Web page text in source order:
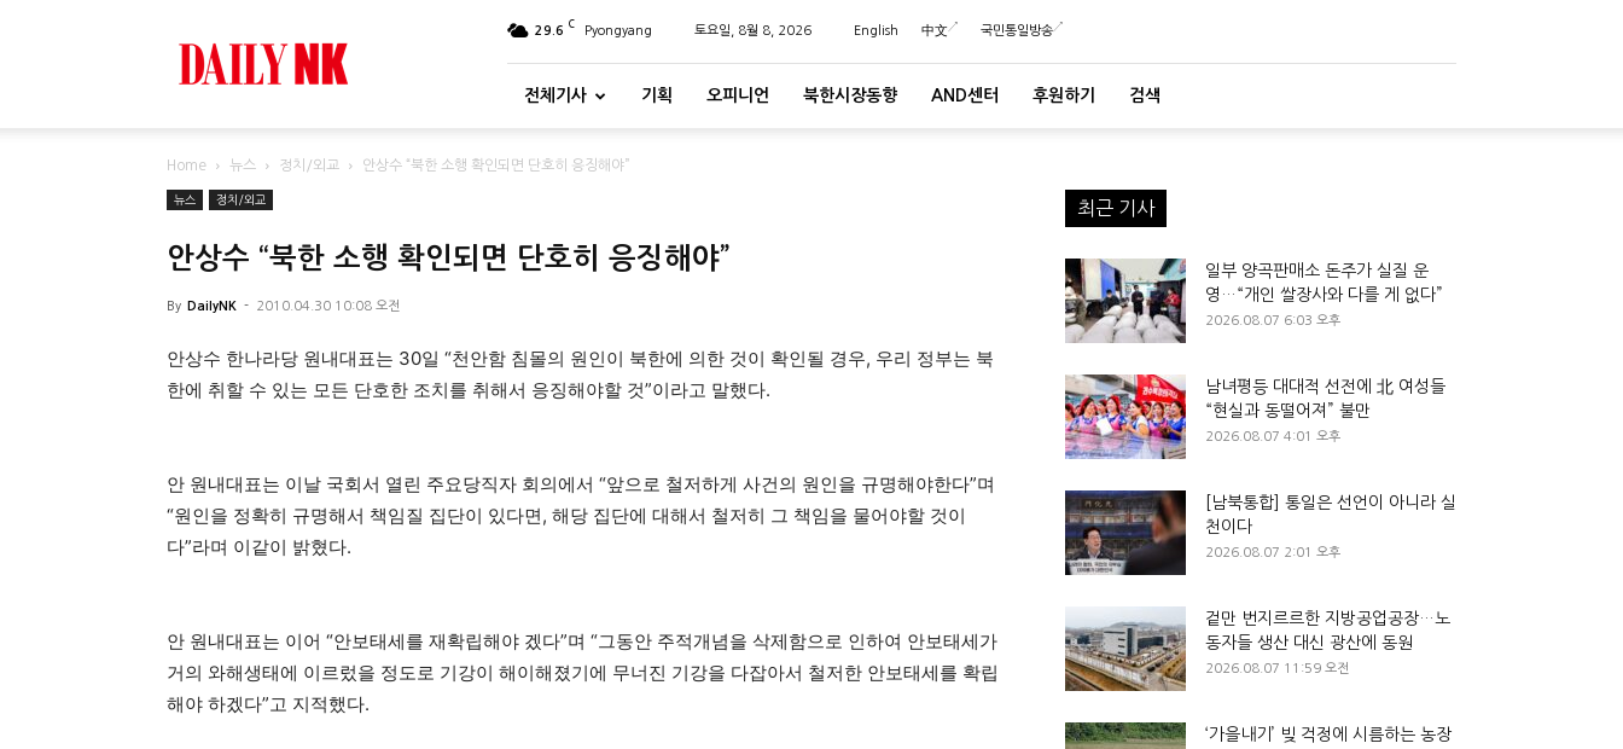
29.6 C Pyongyang 토요일, 8월 8, 2026 English 中文 국민통일방송
전체기사 기획 오피니언 북한시장동향 AND센터 후원하기 검색
Home 뉴스 정치/외교 안상수 “북한 소행 확인되면 단호히 응징해야”
뉴스 정치/외교
안상수 “북한 소행 확인되면 단호히 응징해야”
By DailyNK - 2010.04.30 10:08 오전
안상수 한나라당 원내대표는 30일 “천안함 침몰의 원인이 북한에 의한 것이 확인될 경우, 우리 정부는 북
한에 취할 수 있는 모든 단호한 조치를 취해서 응징해야할 것”이라고 말했다.
안 원내대표는 이날 국회서 열린 주요당직자 회의에서 “앞으로 철저하게 사건의 원인을 규명해야한다”며
“원인을 정확히 규명해서 책임질 집단이 있다면, 해당 집단에 대해서 철저히 그 책임을 물어야할 것이
다”라며 이같이 밝혔다.
안 원내대표는 이어 “안보태세를 재확립해야 겠다”며 “그동안 주적개념을 삭제함으로 인하여 안보태세가
거의 와해생태에 이르렀을 정도로 기강이 해이해졌기에 무너진 기강을 다잡아서 철저한 안보태세를 확립
해야 하겠다”고 지적했다.
최근 기사
일부 양곡판매소 돈주가 실질 운
영…“개인 쌀장사와 다를 게 없다”
2026.08.07 6:03 오후
남녀평등 대대적 선전에 北 여성들
“현실과 동떨어져” 불만
2026.08.07 4:01 오후
[남북통합] 통일은 선언이 아니라 실
천이다
2026.08.07 2:01 오후
겉만 번지르르한 지방공업공장…노
동자들 생산 대신 광산에 동원
2026.08.07 11:59 오전
‘가을내기’ 빚 걱정에 시름하는 농장